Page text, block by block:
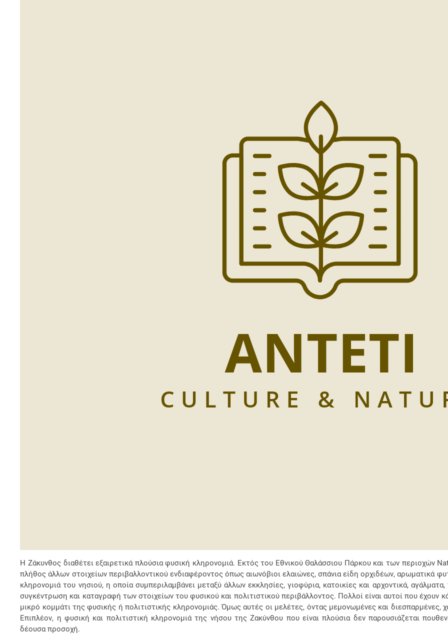
Η Ζάκυνθος διαθέτει εξαιρετικά πλούσια φυσική κληρονομιά. Εκτός του Εθνικού Θαλάσσιου Πάρκου και των περιοχών
πλήθος άλλων στοιχείων περιβαλλοντικού ενδιαφέροντος όπως αιωνόβιοι ελαιώνες, σπάνια είδη ορχιδέων, αρωματικά
κληρονομιά του νησιού, η οποία συμπεριλαμβάνει μεταξύ άλλων εκκλησίες, γιοφύρια, κατοικίες και αρχοντικά,
συγκέντρωση και καταγραφή των στοιχείων του φυσικού και πολιτιστικού περιβάλλοντος. Πολλοί είναι αυτοί που έχουν
μικρό κομμάτι της φυσικής ή πολιτιστικής κληρονομιάς. Όμως αυτές οι μελέτες, όντας μεμονωμένες και διεσπαρμένες,
Επιπλέον, η φυσική και πολιτιστική κληρονομιά της νήσου της Ζακύνθου που είναι πλούσια δεν παρουσιάζεται
δέουσα προσοχή.